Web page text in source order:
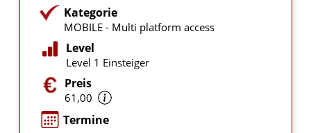
Kategorie
MOBILE - Multi platform access
Level
Level 1 Einsteiger
Preis
61,00
Termine